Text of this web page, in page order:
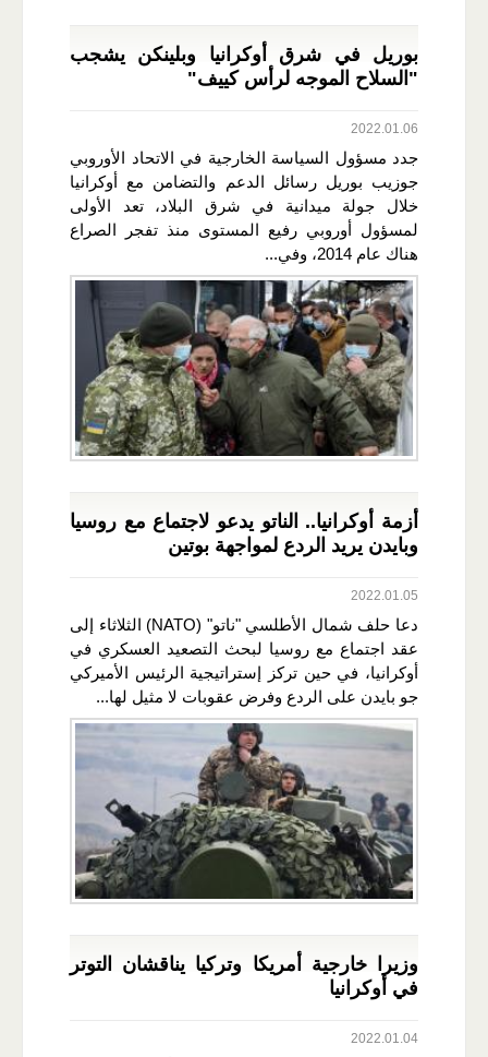
بوريل في شرق أوكرانيا وبلينكن يشجب
"السلاح الموجه لرأس كييف"
2022.01.06
جدد مسؤول السياسة الخارجية في الاتحاد الأوروبي
جوزيب بوريل رسائل الدعم والتضامن مع أوكرانيا
خلال جولة ميدانية في شرق البلاد، تعد الأولى
لمسؤول أوروبي رفيع المستوى منذ تفجر الصراع
هناك عام 2014، وفي...
أزمة أوكرانيا.. الناتو يدعو لاجتماع مع روسيا
وبايدن يريد الردع لمواجهة بوتين
2022.01.05
دعا حلف شمال الأطلسي "ناتو" (NATO) الثلاثاء إلى
عقد اجتماع مع روسيا لبحث التصعيد العسكري في
أوكرانيا، في حين تركز إستراتيجية الرئيس الأميركي
جو بايدن على الردع وفرض عقوبات لا مثيل لها...
وزيرا خارجية أمريكا وتركيا يناقشان التوتر
في أوكرانيا
2022.01.04